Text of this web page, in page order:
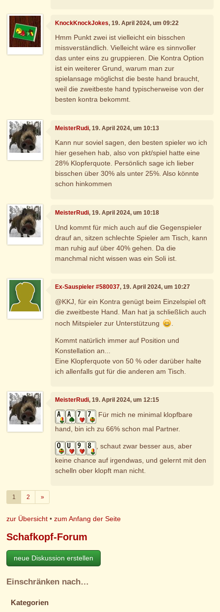
KnockKnockJokes, 19. April 2024, um 09:22
Hmm Punkt zwei ist vielleicht ein bisschen
missverständlich. Vielleicht wäre es sinnvoller
das unter eins zu gruppieren. Die Kontra Option
ist ein weiterer Grund, warum man zur
spielansage möglichst die beste hand braucht,
weil die zweitbeste hand typischerweise von der
besten kontra bekommt.
MeisterRudi, 19. April 2024, um 10:13
Kann nur soviel sagen, den besten spieler wo ich
hier gesehen hab, also von pkt/spiel hatte eine
28% Klopferquote. Persönlich sage ich lieber
bisschen über 30% als unter 25%. Also könnte
schon hinkommen
MeisterRudi, 19. April 2024, um 10:18
Und kommt für mich auch auf die Gegenspieler
drauf an, sitzen schlechte Spieler am Tisch, kann
man ruhig auf über 40% gehen. Da die
manchmal nicht wissen was ein Soli ist.
Ex-Sauspieler #580037, 19. April 2024, um 10:27
@KKJ, für ein Kontra genügt beim Einzelspiel oft
die zweitbeste Hand. Man hat ja schließlich auch
noch Mitspieler zur Unterstützung
Kommt natürlich immer auf Position und
Konstellation an...
Eine Klopferquote von 50 % oder darüber halte
ich allenfalls gut für die anderen am Tisch.
MeisterRudi, 19. April 2024, um 12:15
Für mich ne minimal klopfbare
hand, bin ich zu 66% schon mal Partner.
, schaut zwar besser aus, aber
keine chance auf irgendwas, und gelernt mit den
schelln ober klopft man nicht.
1 2 »Weiter
zur Übersicht •zum Anfang der Seite
Schafkopf-Forum
neue Diskussion erstellen
Einschränken nach…
Kategorien